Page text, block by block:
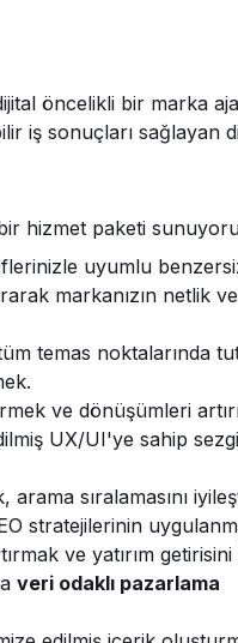
öncelikli bir marka
iş sonuçları sağlayan
hizmet paketi
uyumlu
markanızın netlik
temas noktalarında
ve dönüşümleri
UX/UI'ye sahip
sıralamasını
stratejilerinin
ve yatırım getirisini
veri odaklı pazarlama